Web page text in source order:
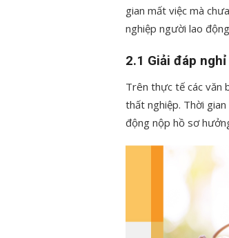
gian mất việc mà
nghiệp người lao
2.1 Giải đáp
Trên thực tế các văn
thất nghiệp. Thời
động nộp hồ sơ